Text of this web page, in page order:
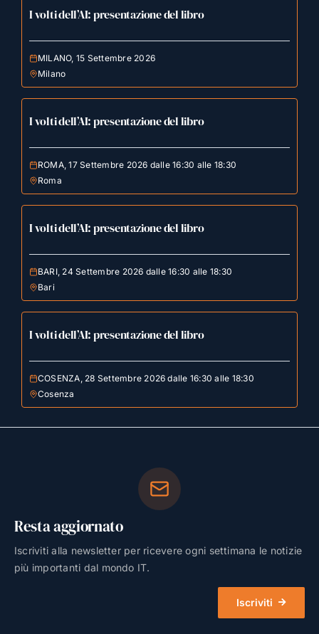
I volti dell’AI: presentazione del libro
MILANO, 15 Settembre 2026
Milano
I volti dell’AI: presentazione del libro
ROMA, 17 Settembre 2026 dalle 16:30 alle 18:30
Roma
I volti dell’AI: presentazione del libro
BARI, 24 Settembre 2026 dalle 16:30 alle 18:30
Bari
I volti dell’AI: presentazione del libro
COSENZA, 28 Settembre 2026 dalle 16:30 alle 18:30
Cosenza
Resta aggiornato
Iscriviti alla newsletter per ricevere ogni settimana le notizie
più importanti dal mondo IT.
Iscriviti